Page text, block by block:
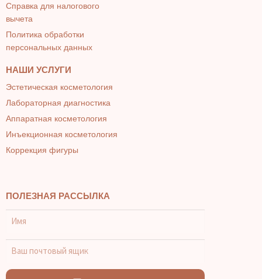
Справка для налогового
вычета
Политика обработки
персональных данных
НАШИ УСЛУГИ
Эстетическая косметология
Лабораторная диагностика
Аппаратная косметология
Инъекционная косметология
Коррекция фигуры
ПОЛЕЗНАЯ РАССЫЛКА